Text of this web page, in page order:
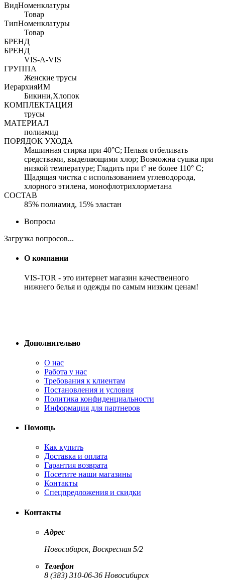
ВидНоменклатуры
Товар
ТипНоменклатуры
Товар
БРЕНД
БРЕНД
VIS-A-VIS
ГРУППА
Женские трусы
ИерархияИМ
Бикини,Хлопок
КОМПЛЕКТАЦИЯ
трусы
МАТЕРИАЛ
полиамид
ПОРЯДОК УХОДА
Машинная стирка при 40°C; Нельзя отбеливать
средствами, выделяющими хлор; Возможна сушка при
низкой температуре; Гладить при t° не более 110° C;
Щадящая чистка с использованием углеводорода,
хлорного этилена, монофлотрихлорметана
СОСТАВ
85% полиамид, 15% эластан
Вопросы
Загрузка вопросов...
О компании
VIS-TOR - это интернет магазин качественного
нижнего белья и одежды по самым низким ценам!
Дополнительно
О нас
Работа у нас
Требования к клиентам
Постановления и условия
Политика конфиденциальности
Информация для партнеров
Помощь
Как купить
Доставка и оплата
Гарантия возврата
Посетите наши магазины
Контакты
Спецпредложения и скидки
Контакты
Адрес
Новосибирск, Воскресная 5/2
Телефон
8 (383) 310-06-36 Новосибирск